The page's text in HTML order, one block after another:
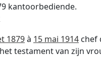
kantoorbediende.
1879à 15 mai 1914 chef
het testament van zijn